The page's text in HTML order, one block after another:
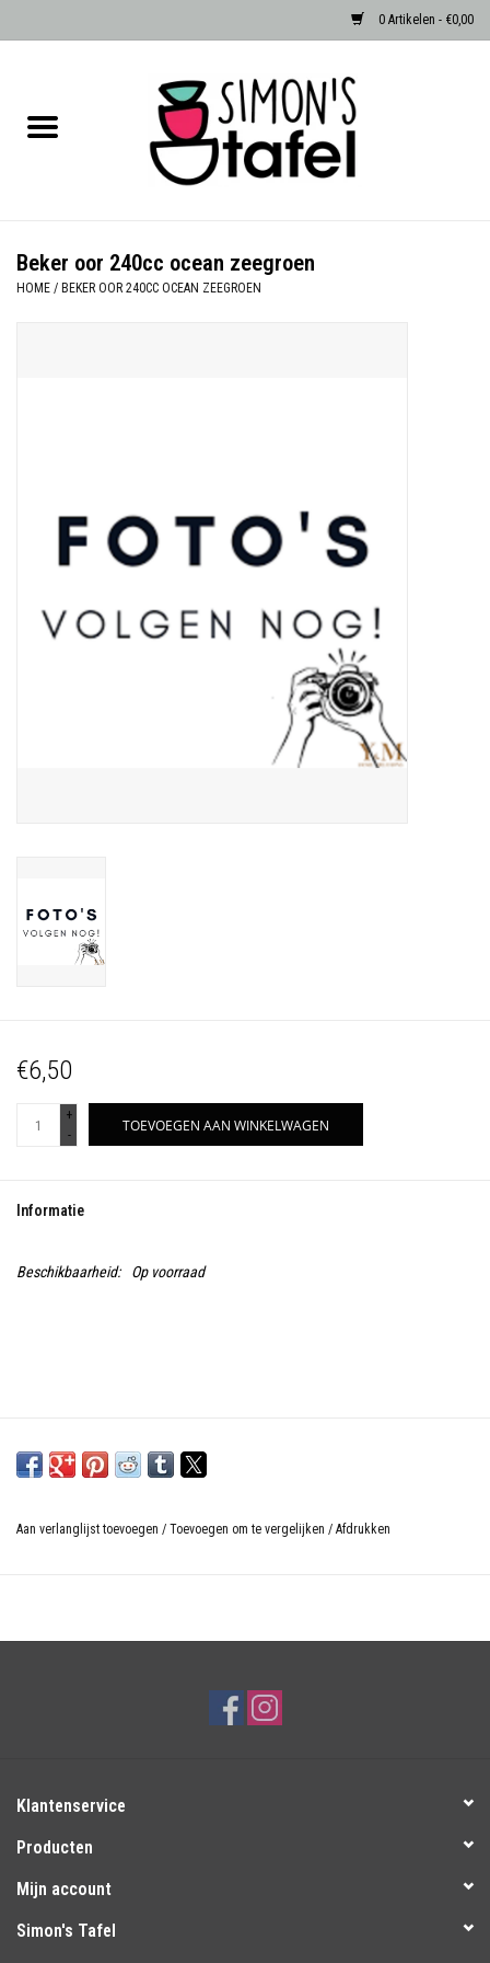
0 Artikelen - €0,00
Albast waxinehouders van Zenza
Cadeaubonnen
Beker oor 240cc ocean zeegroen
HOME / BEKER OOR 240CC OCEAN ZEEGROEN
€6,50
+
-
TOEVOEGEN AAN WINKELWAGEN
Informatie
Beschikbaarheid: Op voorraad
Aan verlanglijst toevoegen / Toevoegen om te vergelijken / Afdrukken
Klantenservice
Producten
Mijn account
Simon's Tafel